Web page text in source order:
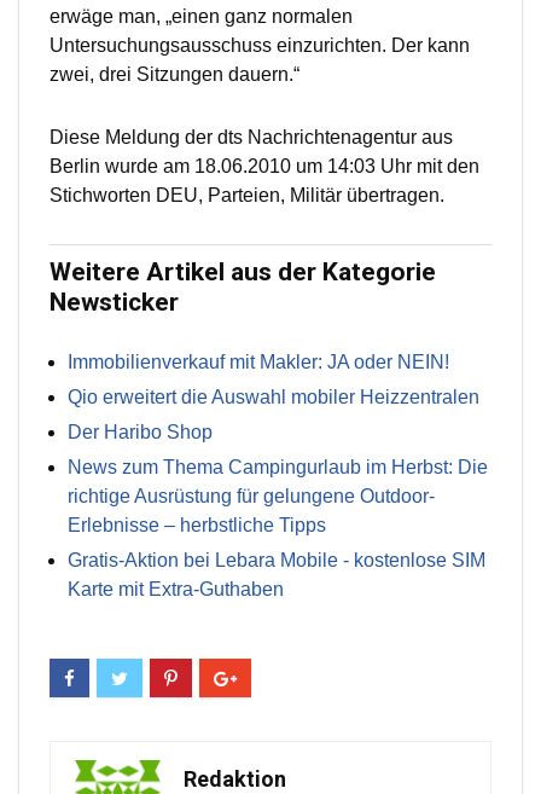
erwäge man, „einen ganz normalen
Untersuchungsausschuss einzurichten. Der kann
zwei, drei Sitzungen dauern.“
Diese Meldung der dts Nachrichtenagentur aus
Berlin wurde am 18.06.2010 um 14:03 Uhr mit den
Stichworten DEU, Parteien, Militär übertragen.
Weitere Artikel aus der Kategorie
Newsticker
Immobilienverkauf mit Makler: JA oder NEIN!
Qio erweitert die Auswahl mobiler Heizzentralen
Der Haribo Shop
News zum Thema Campingurlaub im Herbst: Die
richtige Ausrüstung für gelungene Outdoor-
Erlebnisse – herbstliche Tipps
Gratis-Aktion bei Lebara Mobile - kostenlose SIM
Karte mit Extra-Guthaben
Redaktion